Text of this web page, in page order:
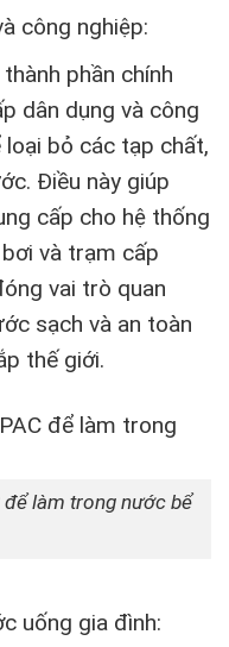
công nghiệp:
phần chính
dân dụng và công
bỏ các tạp chất,
Điều này giúp
cấp cho hệ thống
và trạm cấp
vai trò quan
sạch và an toàn
thế giới.
để làm trong nước bể
uống gia đình: